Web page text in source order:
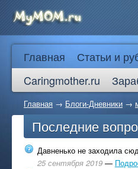
Главная Статьи и
Caringmother.ru
Главная → Блоги-Дневники →
Последние
Давненько не заходила
25 сентября 2019 —